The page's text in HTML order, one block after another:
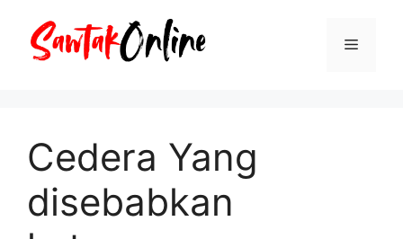
Menu
Cedera Yang
disebabkan